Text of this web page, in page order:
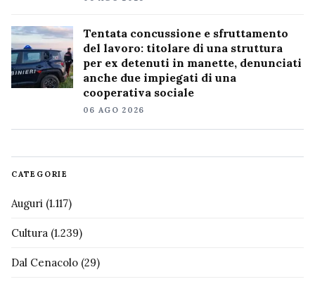
Tentata concussione e sfruttamento
del lavoro: titolare di una struttura
per ex detenuti in manette, denunciati
anche due impiegati di una
cooperativa sociale
06 AGO 2026
CATEGORIE
Auguri (1.117)
Cultura (1.239)
Dal Cenacolo (29)